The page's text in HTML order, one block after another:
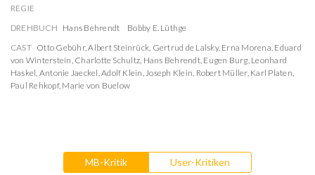
REGIE
DREHBUCH Hans Behrendt
Bobby E. Lüthge
CAST Otto Gebühr,Albert Steinrück, Gertrud de Lalsky, Erna Morena, Eduard
von Winterstein, Charlotte Schultz, Hans Behrendt, Eugen Burg, Leonhard
Haskel, Antonie Jaeckel,Adolf Klein,Joseph Klein, Robert Müller, Karl Platen,
Paul Rehkopf, Marie von Buelow
MB-Kritik User-Kritiken